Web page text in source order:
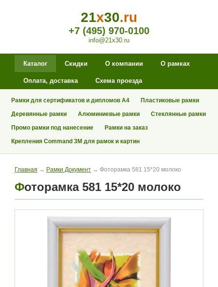
21x30.ru
+7 (495) 970-0100
info@21x30.ru
Каталог Скидки О компании О рамках
Оплата, доставка Схема проезда
Рамки для сертификатов и дипломов А4
Пластиковые рамки
Деревянные рамки
Алюминиевые рамки
Стеклянные рамки
Промо рамки под нанесение
Рамки на заказ
Крепления Command 3M для рамок и картин
Главная → Рамки Документ → Фоторамка 581 15*20 молоко
Фоторамка 581 15*20 молоко